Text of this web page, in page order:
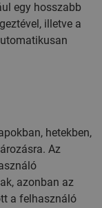
egy hosszabb
illetve a
hetekben,
Az
azonban az
a felhasználó